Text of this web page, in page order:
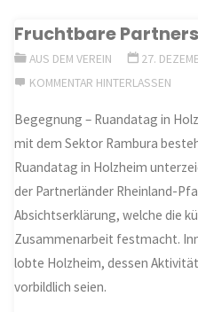
Fruchtbare
AUS DEM VEREIN
27.
KOMMENTAR HINTERLASSEN
Begegnung – Ruandatag in
mit dem Sektor Rambura
Ruandatag in Holzheim
der Partnerländer Rheinland-
Absichtserklärung, welche die
Zusammenarbeit festmacht.
lobte Holzheim, dessen
vorbildlich seien.